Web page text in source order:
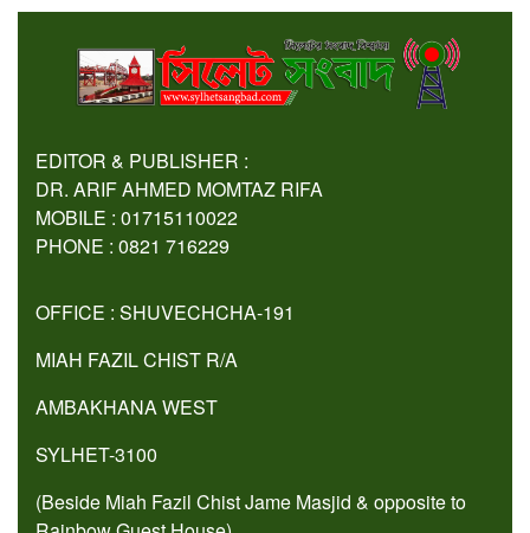
EDITOR & PUBLISHER :
DR. ARIF AHMED MOMTAZ RIFA
MOBILE : 01715110022
PHONE : 0821 716229
OFFICE : SHUVECHCHA-191
MIAH FAZIL CHIST R/A
AMBAKHANA WEST
SYLHET-3100
(Beside Miah Fazil Chist Jame Masjid & opposite to